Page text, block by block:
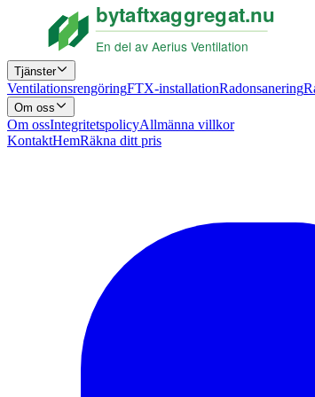
Tjänster
VentilationsrengöringFTX-installationRadonsanering
Om oss
Om ossIntegritetspolicyAllmänna villkor
KontaktHemRäkna ditt pris